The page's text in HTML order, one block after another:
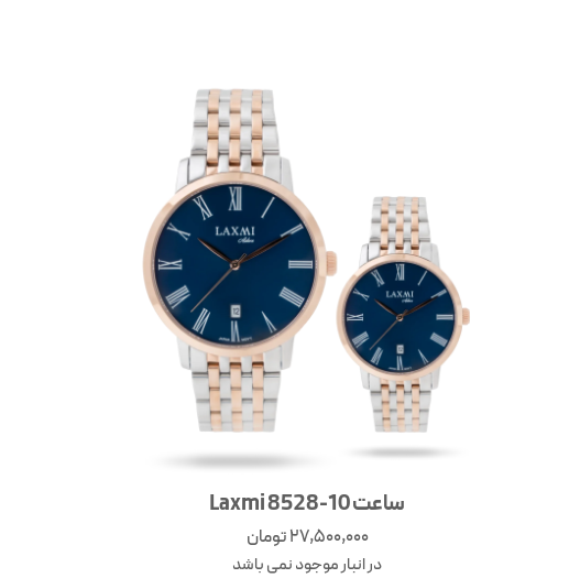
ساعت Laxmi 8528-10
27,500,000تومان
در انبار موجود نمی باشد